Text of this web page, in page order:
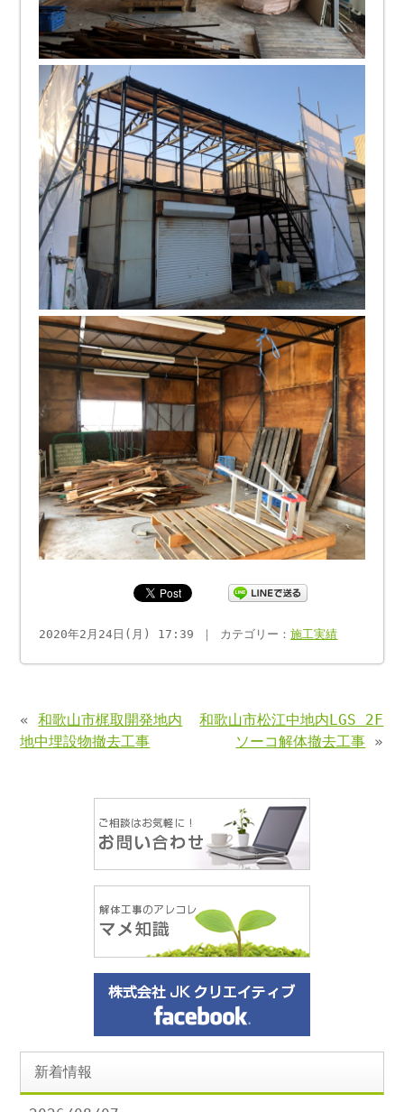
2020年2月24日(月) 17:39 ｜ カテゴリー：施工実績
«和歌山市梶取開発地内
地中埋設物撤去工事
和歌山市松江中地内LGS 2F
ソーコ解体撤去工事 »
新着情報